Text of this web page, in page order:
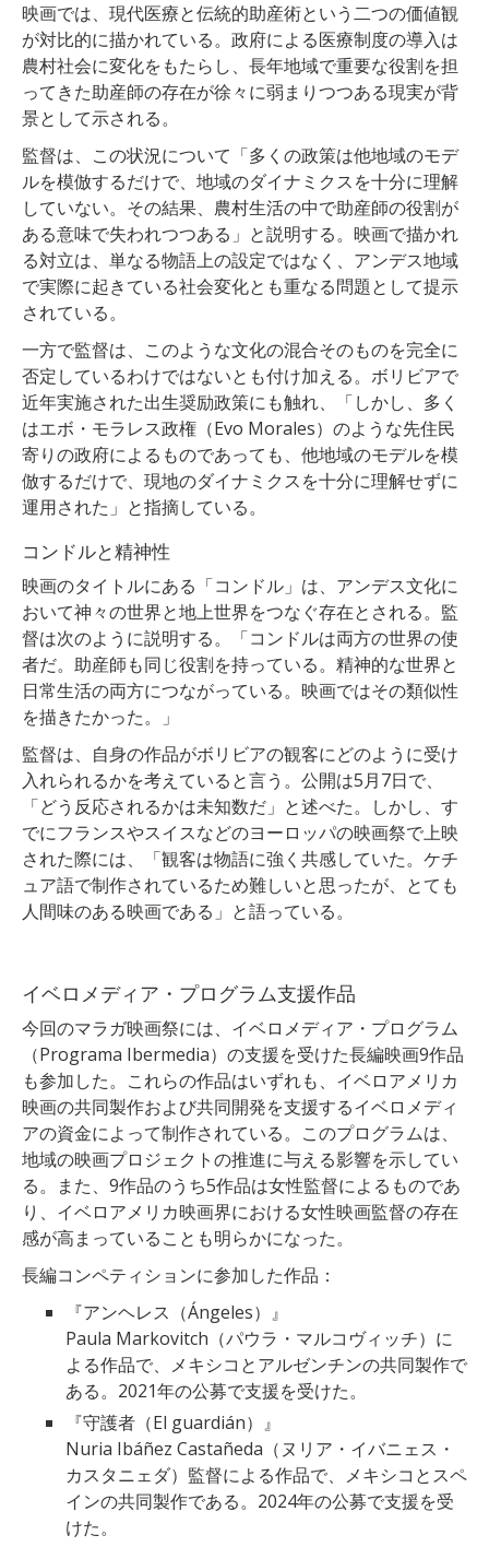
映画では、現代医療と伝統的助産術という二つの価値観
が対比的に描かれている。政府による医療制度の導入は
農村社会に変化をもたらし、長年地域で重要な役割を担
ってきた助産師の存在が徐々に弱まりつつある現実が背
景として示される。
監督は、この状況について「多くの政策は他地域のモデ
ルを模倣するだけで、地域のダイナミクスを十分に理解
していない。その結果、農村生活の中で助産師の役割が
ある意味で失われつつある」と説明する。映画で描かれ
る対立は、単なる物語上の設定ではなく、アンデス地域
で実際に起きている社会変化とも重なる問題として提示
されている。
一方で監督は、このような文化の混合そのものを完全に
否定しているわけではないとも付け加える。ボリビアで
近年実施された出生奨励政策にも触れ、「しかし、多く
はエボ・モラレス政権（Evo Morales）のような先住民
寄りの政府によるものであっても、他地域のモデルを模
倣するだけで、現地のダイナミクスを十分に理解せずに
運用された」と指摘している。
コンドルと精神性
映画のタイトルにある「コンドル」は、アンデス文化に
おいて神々の世界と地上世界をつなぐ存在とされる。監
督は次のように説明する。
「コンドルは両方の世界の使
者だ。助産師も同じ役割を持っている。精神的な世界と
日常生活の両方につながっている。映画ではその類似性
を描きたかった。」
監督は、自身の作品がボリビアの観客にどのように受け
入れられるかを考えていると言う。公開は5月7日で、
「どう反応されるかは未知数だ」と述べた。しかし、す
でにフランスやスイスなどのヨーロッパの映画祭で上映
された際には、「観客は物語に強く共感していた。ケチ
ュア語で制作されているため難しいと思ったが、とても
人間味のある映画である」と語っている。
イベロメディア・プログラム支援作品
今回のマラガ映画祭には、イベロメディア・プログラム
（Programa Ibermedia）の支援を受けた長編映画9作品
も参加した。これらの作品はいずれも、イベロアメリカ
映画の共同製作および共同開発を支援するイベロメディ
アの資金によって制作されている。このプログラムは、
地域の映画プロジェクトの推進に与える影響を示してい
る。また、9作品のうち5作品は女性監督によるものであ
り、イベロアメリカ映画界における女性映画監督の存在
感が高まっていることも明らかになった。
長編コンペティションに参加した作品：
『アンヘレス（Ángeles）』
Paula Markovitch（パウラ・マルコヴィッチ）に
よる作品で、メキシコとアルゼンチンの共同製作で
ある。2021年の公募で支援を受けた。
『守護者（El guardián）』
Nuria Ibáñez Castañeda（ヌリア・イバニェス・
カスタニェダ）監督による作品で、メキシコとスペ
インの共同製作である。2024年の公募で支援を受
けた。